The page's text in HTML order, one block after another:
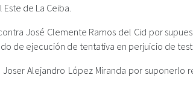
de La Ceiba.
José Clemente Ramos del Cid por
de ejecución de tentativa en perjuicio de
Alejandro López Miranda por